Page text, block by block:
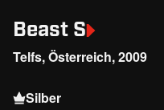
Beast S
Telfs, Österreich, 2009
Silber